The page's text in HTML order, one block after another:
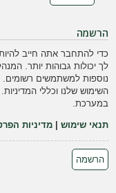
הרשמה
כדי להתחבר אתה חייב
לך יכולות גבוהות יותר.
נוספות למשתמשים
השימוש שלנו וכללי
במערכת.
תנאי שימוש |מדיניות
הרשמה